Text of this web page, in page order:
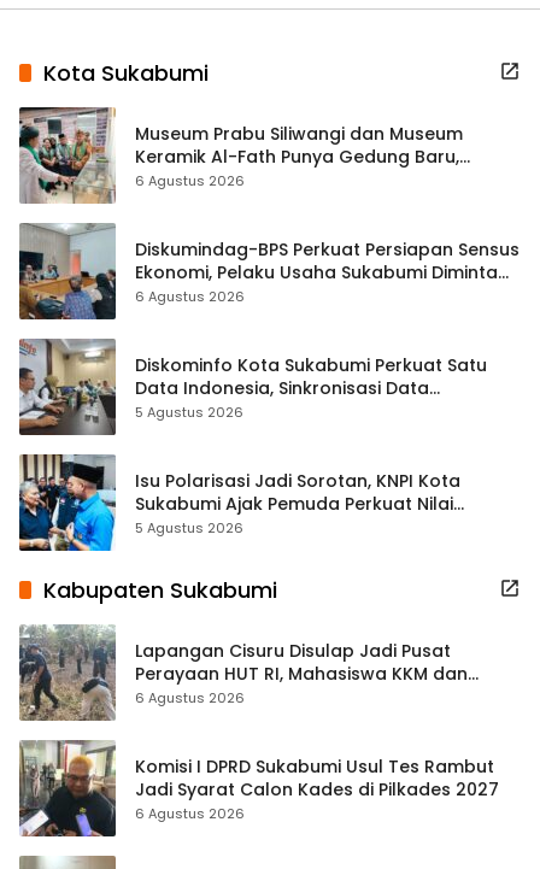
Kota Sukabumi
Museum Prabu Siliwangi dan Museum
Keramik Al-Fath Punya Gedung Baru,
Hampir 500 Koleksi Dipisahkan
6 Agustus 2026
Diskumindag-BPS Perkuat Persiapan Sensus
Ekonomi, Pelaku Usaha Sukabumi Diminta
Terbuka Beri Data
6 Agustus 2026
Diskominfo Kota Sukabumi Perkuat Satu
Data Indonesia, Sinkronisasi Data
Kewilayahan Dikebut
5 Agustus 2026
Isu Polarisasi Jadi Sorotan, KNPI Kota
Sukabumi Ajak Pemuda Perkuat Nilai
Kebangsaan
5 Agustus 2026
Kabupaten Sukabumi
Lapangan Cisuru Disulap Jadi Pusat
Perayaan HUT RI, Mahasiswa KKM dan
Warga Satukan Tenaga
6 Agustus 2026
Komisi I DPRD Sukabumi Usul Tes Rambut
Jadi Syarat Calon Kades di Pilkades 2027
6 Agustus 2026